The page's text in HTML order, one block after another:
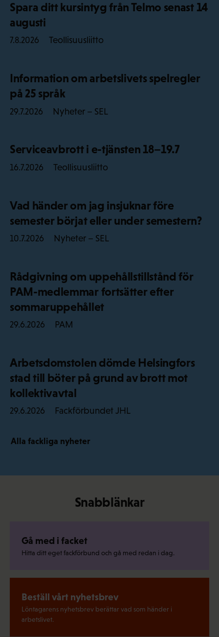
Spara ditt kursintyg från Telmo senast 14
augusti
7.8.2026 Teollisuusliitto
Information om arbetslivets spelregler
på 25 språk
29.7.2026 Nyheter – SEL
Serviceavbrott i e-tjänsten 18–19.7
16.7.2026 Teollisuusliitto
Vad händer om jag insjuknar före
semester börjat eller under semestern?
10.7.2026 Nyheter – SEL
Rådgivning om uppehållstillstånd för
PAM-medlemmar fortsätter efter
sommaruppehållet
29.6.2026 PAM
Arbetsdomstolen dömde Helsingfors
stad till böter på grund av brott mot
kollektivavtal
29.6.2026 Fackförbundet JHL
Alla fackliga nyheter
Snabblänkar
Gå med i facket
Hitta ditt eget fackförbund och gå med redan i dag.
Beställ vårt nyhetsbrev
Löntagarens nyhetsbrev berättar vad som händer i
arbetslivet.